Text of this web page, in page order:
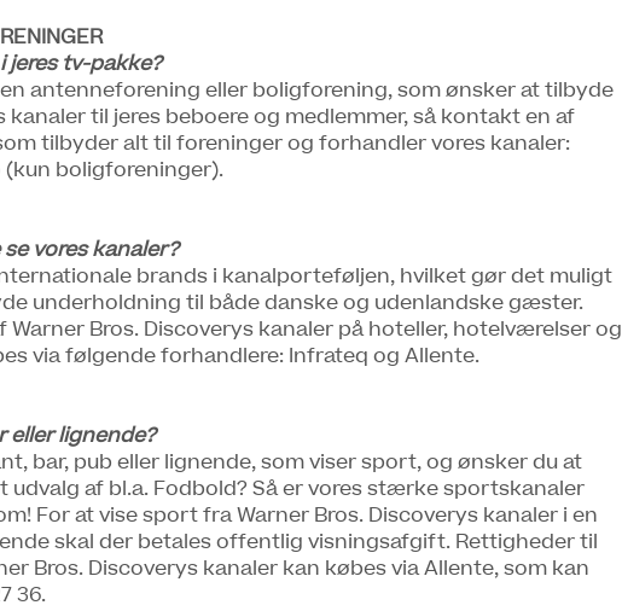
jeres tv-pakke?
antenneforening eller boligforening, som ønsker at tilbyde
kanaler til jeres beboere og medlemmer, så kontakt en af
tilbyder alt til foreninger og forhandler vores kanaler:
(kun boligforeninger).
vores kanaler?
brands i kanalporteføljen, hvilket gør det muligt
underholdning til både danske og udenlandske gæster.
Warner Bros. Discoverys kanaler på hoteller, hotelværelser og
via følgende forhandlere: Infrateq og Allente.
eller lignende?
bar, pub eller lignende, som viser sport, og ønsker du at
udvalg af bl.a. Fodbold? Så er vores stærke sportskanaler
For at vise sport fra Warner Bros. Discoverys kanaler i en
skal der betales offentlig visningsafgift. Rettigheder til
Bros. Discoverys kanaler kan købes via Allente, som kan
36.